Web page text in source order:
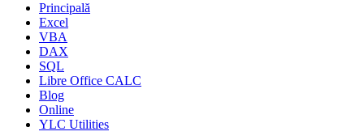
Principală
Excel
VBA
DAX
SQL
Libre Office CALC
Blog
Online
YLC Utilities